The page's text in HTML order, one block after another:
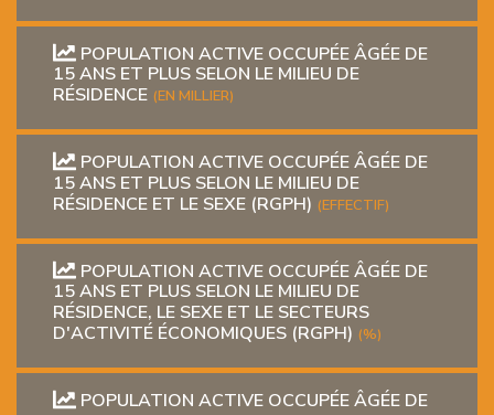
POPULATION ACTIVE OCCUPÉE ÂGÉE DE
15 ANS ET PLUS SELON LE MILIEU DE
RÉSIDENCE (EN MILLIER)
POPULATION ACTIVE OCCUPÉE ÂGÉE DE
15 ANS ET PLUS SELON LE MILIEU DE
RÉSIDENCE ET LE SEXE (RGPH) (EFFECTIF)
POPULATION ACTIVE OCCUPÉE ÂGÉE DE
15 ANS ET PLUS SELON LE MILIEU DE
RÉSIDENCE, LE SEXE ET LE SECTEURS
D'ACTIVITÉ ÉCONOMIQUES (RGPH) (%)
POPULATION ACTIVE OCCUPÉE ÂGÉE DE